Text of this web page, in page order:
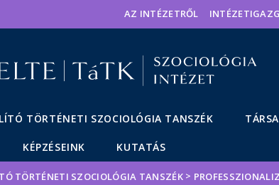
Események
ELTE aAZ INTÉZETRŐL
TÖRTÉNETI SZOCIOLÓGIA TANSZÉK
KÉPZÉSEINK KUTATÁS
TÖRTÉNETI SZOCIOLÓGIA TANSZÉK >